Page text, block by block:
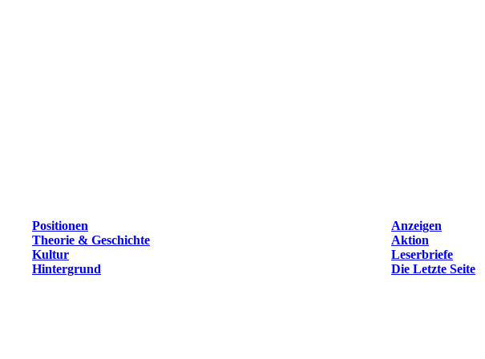
Positionen
Anzeigen
Theorie & Geschichte
Aktion
Kultur
Leserbriefe
Hintergrund Die Letzte Seite